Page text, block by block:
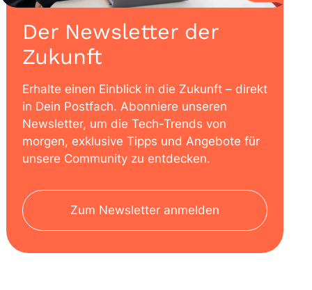
Der Newsletter der
Zukunft
Erhalte einen Einblick in die Zukunft – direkt
in Dein Postfach. Abonniere unseren
Newsletter, um die Tech-Trends von
morgen, exklusive Tipps und Angebote für
unsere Community zu entdecken.
Zum Newsletter anmelden